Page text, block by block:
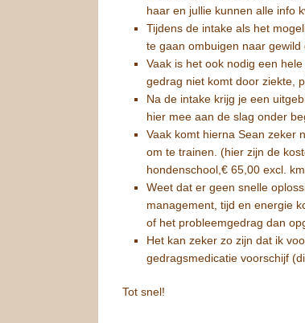
haar en jullie kunnen alle info
Tijdens de intake als het
te gaan ombuigen naar gewild
Vaak is het ook nodig een
gedrag niet komt door ziekte,
Na de intake krijg je een
hier mee aan de slag onder
Vaak komt hierna Sean zeker
om te trainen. (hier zijn de
hondenschool,€ 65,00 excl.
Weet dat er geen snelle
management, tijd en energie
of het probleemgedrag dan
Het kan zeker zo zijn dat ik
gedragsmedicatie voorschijf
Tot snel!